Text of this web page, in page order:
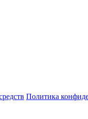
Политика